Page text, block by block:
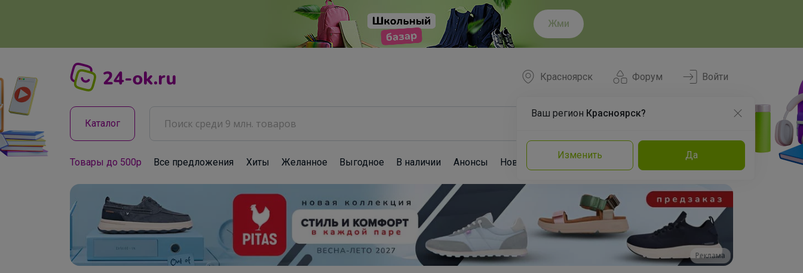
Жми
Форум
Красноярск
Ваш регион Красноярск?
Изменить Да
Войти
Каталог
Товары до 500р Все предложения Хиты Желанное Выгодное В наличии Анонсы Новости Команда Эксперты
Реклама